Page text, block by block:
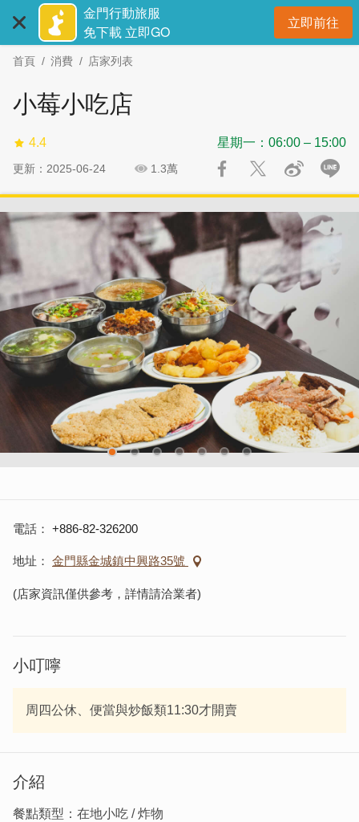
主
金門行動旅服
免下載 立即GO
立即前往開
首頁 消費 店家列表
小莓小吃店
4.4 星期一：06:00 – 15:00
更新：2025-06-24 1.3萬
社
電話 +886-82-326200
地址 金門縣金城鎮中興路35號
(店家資訊僅供參考，詳情請洽業者)
小叮嚀
周四公休、便當與炒飯類11:30才開賣
介紹
餐點類型：在地小吃 / 炸物